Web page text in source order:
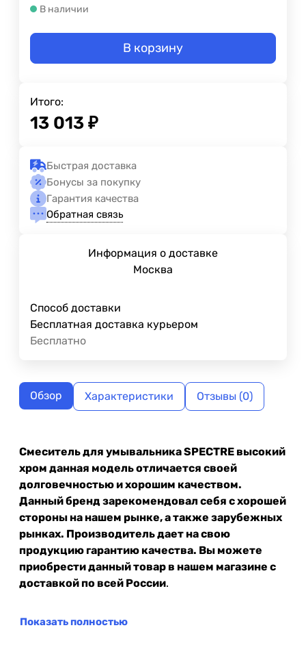
В наличии
В корзину
Итого:
13 013 ₽
Быстрая доставка
Бонусы за покупку
Гарантия качества
Обратная связь
Информация о доставке
Москва
Способ доставки
Бесплатная доставка курьером
Бесплатно
Обзор Характеристики Отзывы (0)
Смеситель для умывальника SPECTRE высокий
хром данная модель отличается своей
долговечностью и хорошим качеством.
Данный бренд зарекомендовал себя с хорошей
стороны на нашем рынке, а также зарубежных
рынках. Производитель дает на свою
продукцию гарантию качества. Вы можете
приобрести данный товар в нашем магазине с
доставкой по всей России.
Показать полностью